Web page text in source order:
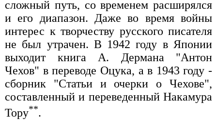
сложный путь, со временем расширялся
и его диапазон. Даже во время войны
интерес к творчеству русского писателя
не был утрачен. В 1942 году в Японии
выходит книга А. Дермана "Антон
Чехов" в переводе Оцука, а в 1943 году -
сборник "Статьи и очерки о Чехове",
составленный и переведенный Накамура
Тору**.